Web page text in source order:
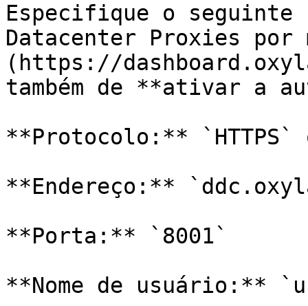
Especifique o seguinte
Datacenter Proxies
(https://
também de **ativar a
**Protocolo:** `HTTPS`
**Endereço:**
**Porta:** `8001`
**Nome de usuário:**